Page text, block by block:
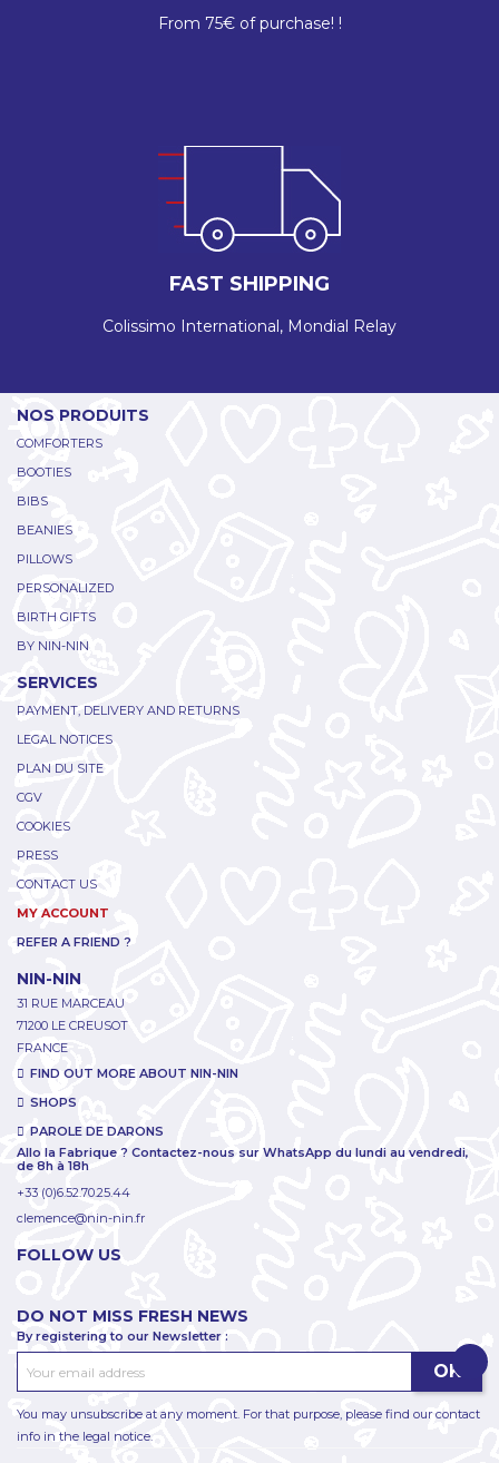
From 75€ of purchase! !
FAST SHIPPING
Colissimo International, Mondial Relay
NOS PRODUITS
COMFORTERS
BOOTIES
BIBS
BEANIES
PILLOWS
PERSONALIZED
BIRTH GIFTS
BY NIN-NIN
SERVICES
PAYMENT, DELIVERY AND RETURNS
LEGAL NOTICES
PLAN DU SITE
CGV
COOKIES
PRESS
CONTACT US
MY ACCOUNT
REFER A FRIEND ?
NIN-NIN
31 RUE MARCEAU
71200 LE CREUSOT
FRANCE
FIND OUT MORE ABOUT NIN-NIN
SHOPS
PAROLE DE DARONS
Allo la Fabrique ? Contactez-nous sur WhatsApp du lundi au vendredi,
de 8h à 18h
+33 (0)6.52.70.25.44
clemence@nin-nin.fr
FOLLOW US
DO NOT MISS FRESH NEWS
By registering to our Newsletter :
You may unsubscribe at any moment. For that purpose, please find our contact
info in the legal notice.